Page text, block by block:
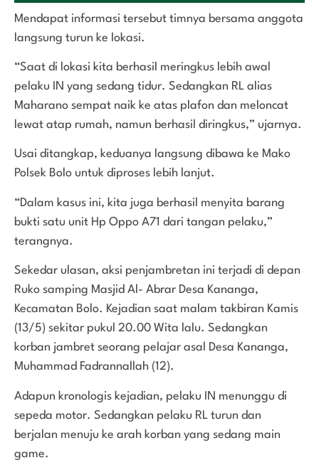
Mendapat informasi tersebut timnya bersama anggota
langsung turun ke lokasi.
“Saat di lokasi kita berhasil meringkus lebih awal
pelaku IN yang sedang tidur. Sedangkan RL alias
Maharano sempat naik ke atas plafon dan meloncat
lewat atap rumah, namun berhasil diringkus,” ujarnya.
Usai ditangkap, keduanya langsung dibawa ke Mako
Polsek Bolo untuk diproses lebih lanjut.
“Dalam kasus ini, kita juga berhasil menyita barang
bukti satu unit Hp Oppo A71 dari tangan pelaku,”
terangnya.
Sekedar ulasan, aksi penjambretan ini terjadi di depan
Ruko samping Masjid Al- Abrar Desa Kananga,
Kecamatan Bolo. Kejadian saat malam takbiran Kamis
(13/5) sekitar pukul 20.00 Wita lalu. Sedangkan
korban jambret seorang pelajar asal Desa Kananga,
Muhammad Fadrannallah (12).
Adapun kronologis kejadian, pelaku IN menunggu di
sepeda motor. Sedangkan pelaku RL turun dan
berjalan menuju ke arah korban yang sedang main
game.